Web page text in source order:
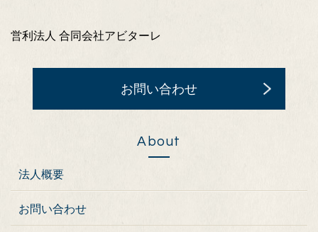
営利法人 合同会社アビターレ
お問い合わせ
About
法人概要
お問い合わせ